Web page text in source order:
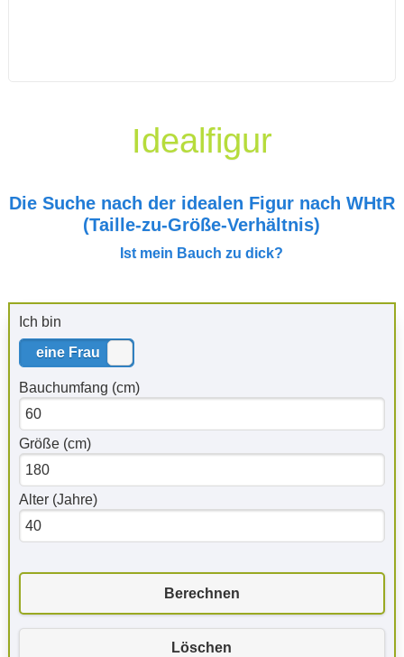
Idealfigur
Die Suche nach der idealen Figur nach WHtR
(Taille-zu-Größe-Verhältnis)
Ist mein Bauch zu dick?
Ich bin
eine Frau
ein Mann
Bauchumfang (cm)
Größe (cm)
Alter (Jahre)
Berechnen
Löschen